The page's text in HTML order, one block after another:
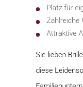
Platz für
Zahlreiche
Attraktive
Sie lieben
diese